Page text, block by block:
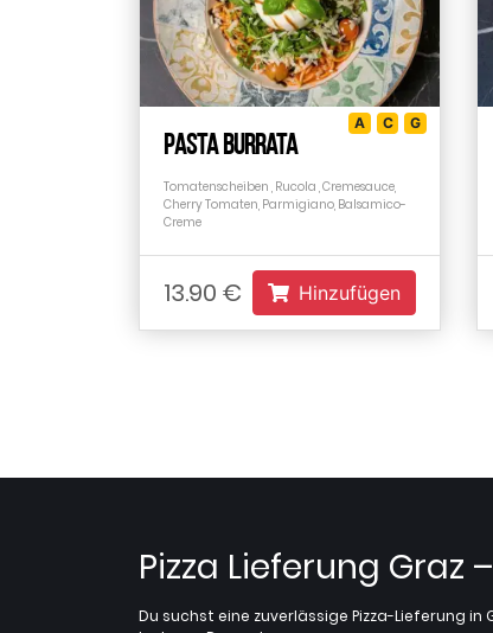
Pasta Burrata
A C G
Tomatenscheiben , Rucola , Cremesauce,
Cherry Tomaten, Parmigiano, Balsamico-
Creme
13.90 € Hinzufügen
Pizza Lieferung Graz
Du suchst eine zuverlässige Pizza-Lieferung